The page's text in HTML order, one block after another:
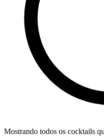
Mostrando todos os cocktails